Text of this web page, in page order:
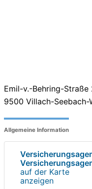
Emil-v.-Behring-Straße
9500 Villach-Seebach-
Allgemeine Information
auf der Karte
anzeigen